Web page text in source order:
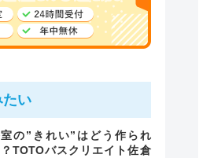
い
の”きれい”はどう作られ
TOTOバスクリエイト佐倉